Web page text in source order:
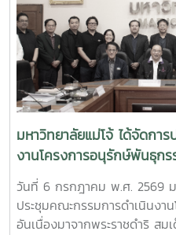
มหาวิทยาลัยแม่โจ้ ได้จัดกา
งานโครงการอนุรักษ์พันธุก
ราชดำริ สมเด็จพระเทพรัตร
มหาวิทยาลัยแม่โจ้ (อพ.สธ.-
วันที่ 6 กรกฎาคม พ.ศ. 2569 ม
ประชุมคณะกรรมการดำเนินง
อันเนื่องมาจากพระราชดำริ สม